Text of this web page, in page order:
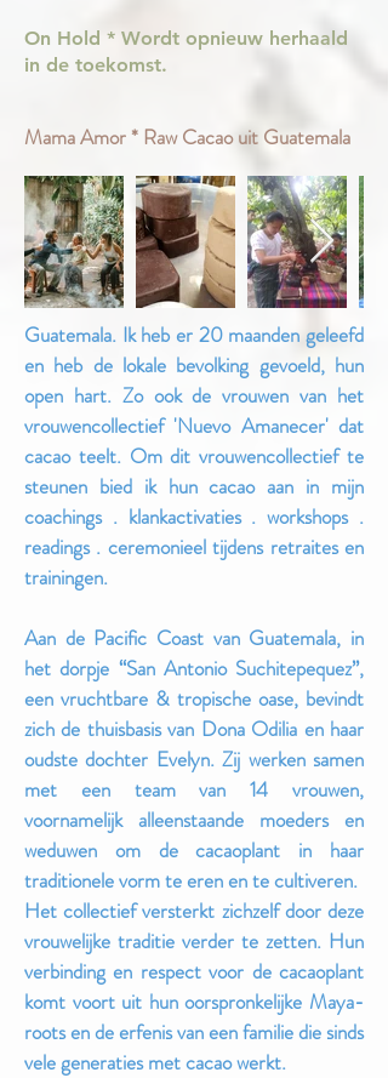
On Hold * Wordt opnieuw herhaald
in de toekomst.
Mama Amor * Raw Cacao uit Guatemala
Guatemala. Ik heb er 20 maanden geleefd
en heb de lokale bevolking gevoeld, hun
open hart. Zo ook de vrouwen van het
vrouwencollectief 'Nuevo Amanecer' dat
cacao teelt. Om dit vrouwencollectief te
steunen bied ik hun cacao aan in mijn
coachings . klankactivaties . workshops .
readings . ceremonieel tijdens retraites en
trainingen.
Aan de Pacific Coast van Guatemala, in
het dorpje “San Antonio Suchitepequez”,
een vruchtbare & tropische oase, bevindt
zich de thuisbasis van Dona Odilia en haar
oudste dochter Evelyn. Zij werken samen
met een team van 14 vrouwen,
voornamelijk alleenstaande moeders en
weduwen om de cacaoplant in haar
traditionele vorm te eren en te cultiveren.
Het collectief versterkt zichzelf door deze
vrouwelijke traditie verder te zetten. Hun
verbinding en respect voor de cacaoplant
komt voort uit hun oorspronkelijke Maya-
roots en de erfenis van een familie die sinds
vele generaties met cacao werkt.